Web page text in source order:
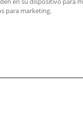
para marketing.